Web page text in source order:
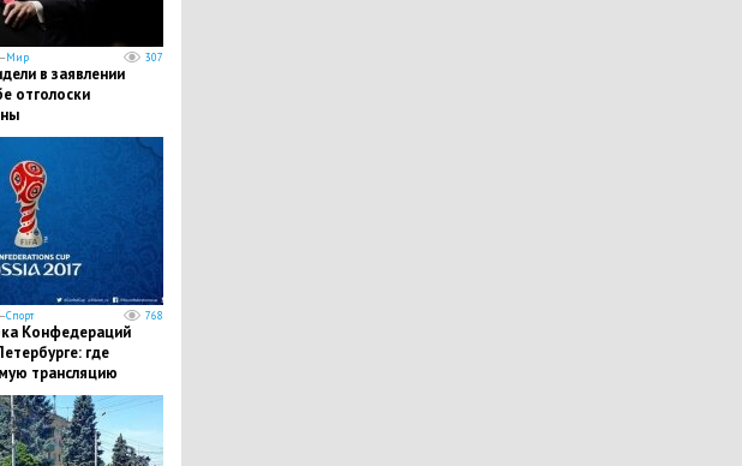
Мир 307
в заявлении
отголоски
Спорт 768
Конфедераций
где
трансляцию